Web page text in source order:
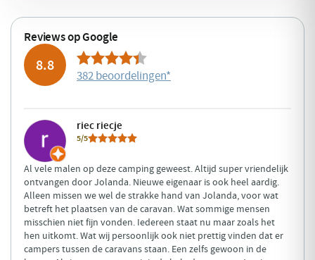
Reviews op Google
8.8
382 beoordelingen*
riec riecje
5/5
Al vele malen op deze camping geweest. Altijd super vriendelijk
ontvangen door Jolanda. Nieuwe eigenaar is ook heel aardig.
Alleen missen we wel de strakke hand van Jolanda, voor wat
betreft het plaatsen van de caravan. Wat sommige mensen
misschien niet fijn vonden. Iedereen staat nu maar zoals het
hen uitkomt. Wat wij persoonlijk ook niet prettig vinden dat er
campers tussen de caravans staan. Een zelfs gewoon in de